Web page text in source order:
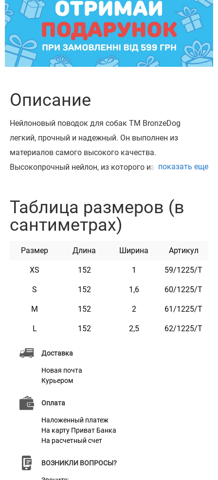
Доставка
Новая почта
Курьером
Оплата
Наложенный платеж
На карту Приват Банка
На расчетный счет
ВОЗНИКЛИ ВОПРОСЫ?
Описание
Нейлоновый поводок для собак ТМ BronzeDog
легкий, прочный и надежный. Он выполнен из
материалов самого высокого качества.
Высокопрочный нейлон, из которого изготовлен
Поводок изготовлен с вплетением светоотражающей
нити. Он укомплектован надежным металлическим
Этот поводок мягкий на ощупь, гибкий и не боится
воды. Он практичен и неприхотлив в уходе.
Бирюзовый
Фурнитура
показать еще
Таблица размеров (в
сантиметрах)
Размер Длина Ширина Артикул
XS 152 1 59/1225/T
S 152 1,6 60/1225/Т
M 152 2 61/1225/Т
L 152 2,5 62/1225/Т